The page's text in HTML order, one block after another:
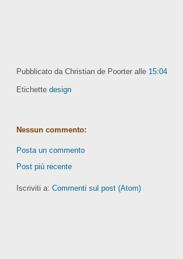
Pubblicato da Christian de Poorter alle 15:04
Etichette design
Nessun commento:
Posta un commento
Post più recente
Iscriviti a: Commenti sul post (Atom)